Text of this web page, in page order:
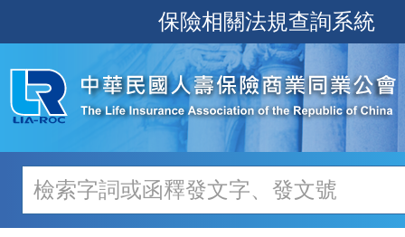
至
主
內
容
保險相關法規查詢系統